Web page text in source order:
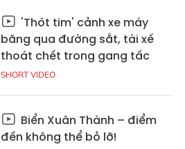
'Thót tim' cảnh xe máy
băng qua đường sắt, tài xế
thoát chết trong gang tấc
SHORT VIDEO
Biển Xuân Thành – điểm
đến không thể bỏ lỡ!